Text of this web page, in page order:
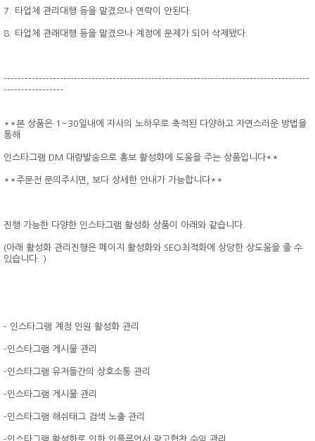
7. 타업체 관리대행 등을 맡겼으나 연락이 안된다.
8. 타업체 관래대행 등을 맡겼으나 계정에 문제가 되어 삭제됐다.
---------------------------------------------------------------------------------------
-----------------
**본 상품은 1~30일내에 자사의 노하우로 축적된 다양하고 자연스러운 방법을
통해
인스타그램 DM 대량발송으로 홍보 활성화에 도움을 주는 상품입니다**
**주문전 문의주시면, 보다 상세한 안내가 가능합니다**
진행 가능한 다양한 인스타그램 활성화 상품이 아래와 같습니다.
(아래 활성화 관리진행은 페이지 활성화와 SEO최적화에 상당한 상도움을 줄 수
있습니다. )
- 인스타그램 계정 인원 활성화 관리
-인스타그램 게시물 관리
-인스타그램 유저들간의 상호소통 관리
-인스타그램 게시물 관리
-인스타그램 해쉬태그 검색 노출 관리